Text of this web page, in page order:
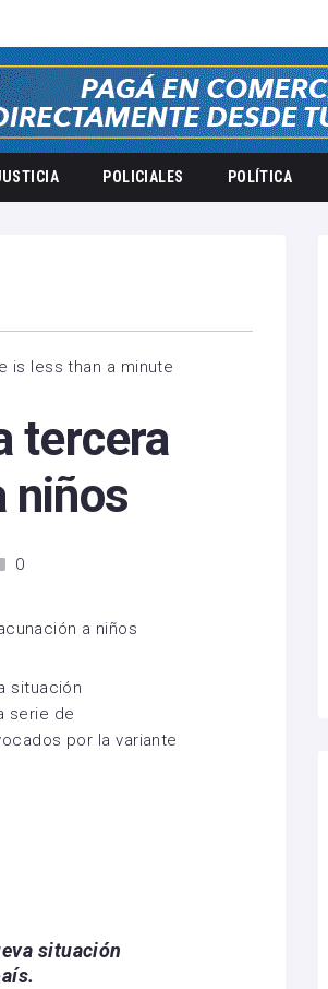
POLICIALES POLÍTICA
is less than a minute
tercera
niños
0
situación
serie de
por la variante
situación